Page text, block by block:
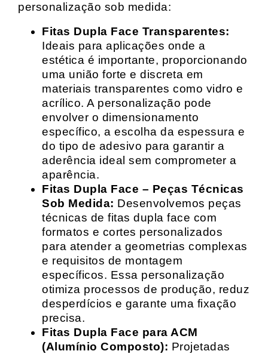
personalização sob medida:
Fitas Dupla Face Transparentes:
Ideais para aplicações onde a
estética é importante, proporcionando
uma união forte e discreta em
materiais transparentes como vidro e
acrílico. A personalização pode
envolver o dimensionamento
específico, a escolha da espessura e
do tipo de adesivo para garantir a
aderência ideal sem comprometer a
aparência.
Fitas Dupla Face – Peças Técnicas
Sob Medida: Desenvolvemos peças
técnicas de fitas dupla face com
formatos e cortes personalizados
para atender a geometrias complexas
e requisitos de montagem
específicos. Essa personalização
otimiza processos de produção, reduz
desperdícios e garante uma fixação
precisa.
Fitas Dupla Face para ACM
(Alumínio Composto): Projetadas